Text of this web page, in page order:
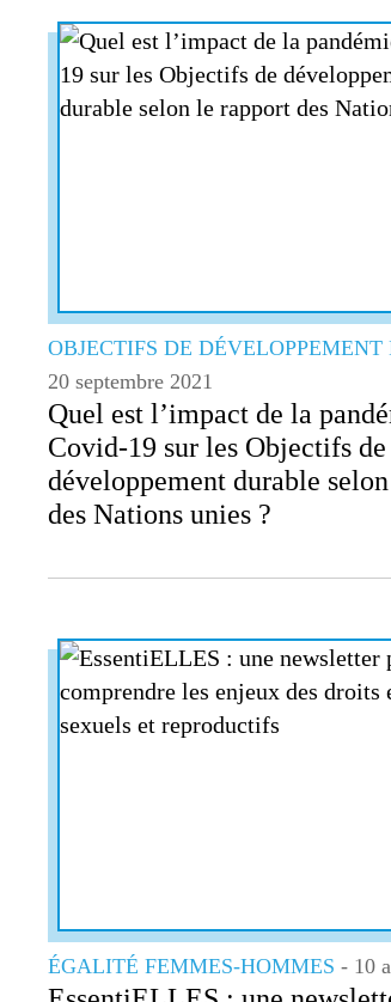
OBJECTIFS DE
20 septembre 2021
Quel est l’impact de la
Covid-19 sur les Objectifs de
développement durable
des Nations unies ?
ÉGALITÉ FEMMES-HOMMES - 10